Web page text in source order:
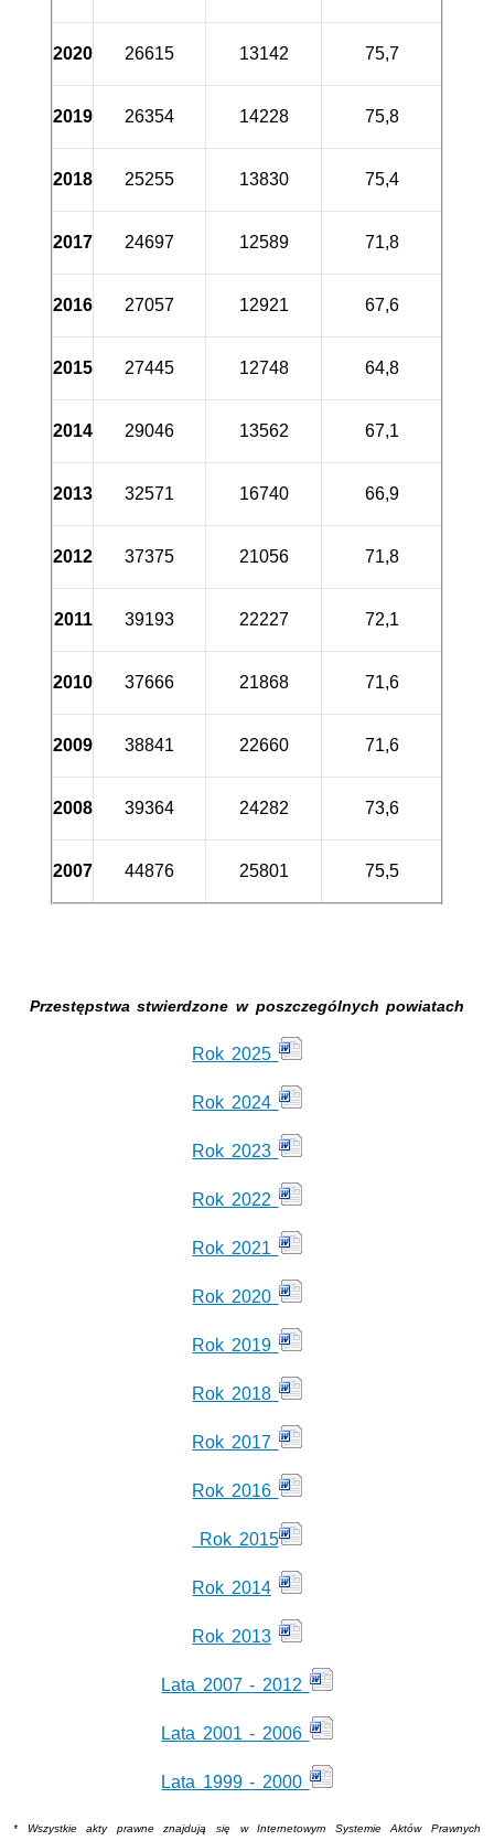
2020 26615 13142 75,7
2019 26354 14228 75,8
2018 25255 13830 75,4
2017 24697 12589 71,8
2016 27057 12921 67,6
2015 27445 12748 64,8
2014 29046 13562 67,1
2013 32571 16740 66,9
2012 37375 21056 71,8
2011 39193 22227 72,1
2010 37666 21868 71,6
2009 38841 22660 71,6
2008 39364 24282 73,6
2007 44876 25801 75,5
Przestępstwa stwierdzone w poszczególnych powiatach
Rok 2025
Rok 2024
Rok 2023
Rok 2022
Rok 2021
Rok 2020
Rok 2019
Rok 2018
Rok 2017
Rok 2016
Rok 2015
Rok 2014
Rok 2013
Lata 2007 - 2012
Lata 2001 - 2006
Lata 1999 - 2000
* Wszystkie akty prawne znajdują się w Internetowym Systemie Aktów Prawnych